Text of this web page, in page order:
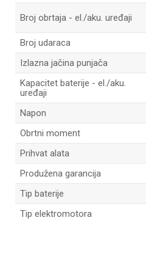
Broj obrtaja - el./aku. uređaji
Broj udaraca
Izlazna jačina punjača
Kapacitet baterije - el./aku.
uređaji
Napon
Obrtni moment
Prihvat alata
Produžena garancija
Tip baterije
Tip elektromotora